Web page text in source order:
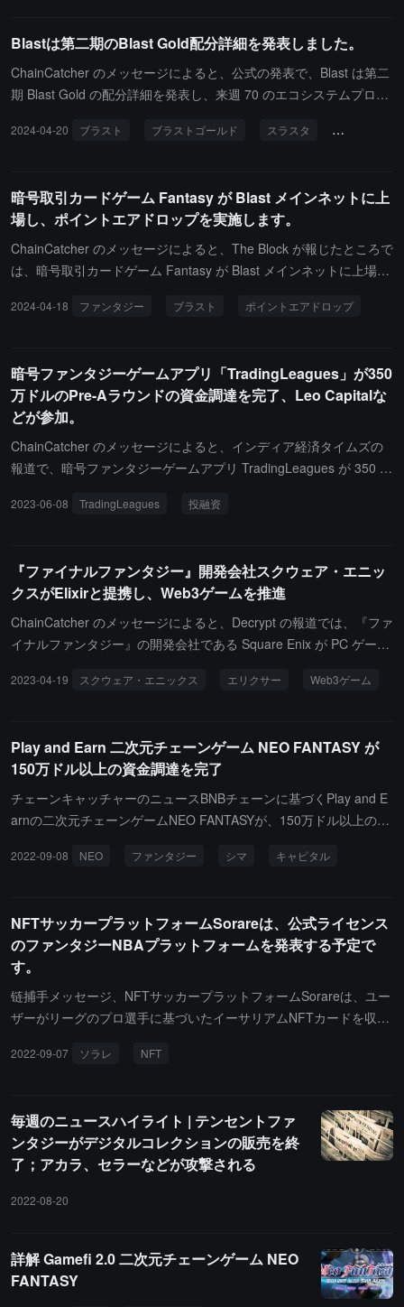
標は、「欧州選手権」+「ファンタジー」+「AI」の方式を利用し
て、サッカーの世界と Web3 を密接に結びつけ、ブロックチェーン
NFT と現実のサッカーの試合を統合し、Web3 サッカーファンに潜
することです。
Blastは第二期のBlast Gold配分詳細を発表しました。
ChainCatcher のメッセージによると、公式の発表で、Blast は第二
期 Blast Gold の配分詳細を発表し、来週 70 のエコシステムプロジ
ランキング上位三つのプロジェクトは、順に Thruster（1099908
2024-04-20 ブラスト ブラストゴールド スラスタ ディストリ
暗号取引カードゲーム Fantasy が Blast メインネットに上
場し、ポイントエアドロップを実施します。
ChainCatcher のメッセージによると、The Block が報じたところで
は、暗号取引カードゲーム Fantasy が Blast メインネットに上場
は、X ソーシャルメディアプラットフォーム上の活動や Blast など
ドに変換し、アプリケーション上のユーザーは取引を行うことがで
きます。カードが取引されるたびに、カード上のキャラクターは 1.
5% のコミッションを得ることになります。以前、Fantasy は 2 月
に 60 万ドルの資金調達を完了し、Alliance DAO、Manifold Tradin
g、Fabric Ventures および一部のエンジェル投資家などが参加しま
2024-04-18 ファンタジー ブラスト ポイントエアドロップ
暗号ファンタジーゲームアプリ「TradingLeagues」が350
万ドルのPre-Aラウンドの資金調達を完了、Leo Capitalな
どが参加。
ChainCatcher のメッセージによると、インディア経済タイムズの
報道で、暗号ファンタジーゲームアプリ TradingLeagues が 350 万
した。Leo Capital、Jeejeebhoy ファミリーオフィス、そして紅杉
ています。TradingLeagues は、ゲームを通じてユーザーが株式お
よび暗号通貨市場を理解し、ポートフォリオの構築や取引などのス
キルを習得する手助けをしています。TradingLeagues は今後数ヶ
月以内に 1000 万ドルの A ラウンドの資金調達を完了する予定で
2023-06-08 TradingLeagues 投融资
『ファイナルファンタジー』開発会社スクウェア・エニッ
クスがElixirと提携し、Web3ゲームを推進
ChainCatcher のメッセージによると、Decrypt の報道では、『ファ
イナルファンタジー』の開発会社である Square Enix が PC ゲーム
明らかになりました。具体的な協力内容は公開されていません。Eli
ク）
2023-04-19 スクウェア・エニックス エリクサー Web3ゲーム
Play and Earn 二次元チェーンゲーム NEO FANTASY が
150万ドル以上の資金調達を完了
チェーンキャッチャーのニュースBNBチェーンに基づくPlay and E
arnの二次元チェーンゲームNEO FANTASYが、150万ドル以上の資
ックチェーンNEO、Catcher VC、Humble Ventures、BitKeep Walle
共同で開発した、NFT、DeFiとゲームを深く結びつけた二次元ブロ
ックチェーンゲームです。現在、第二回のパブリックテスト中で、
累計テストプレイヤー数は約1.5万人に達しており、ゲームは9月下
旬に正式にリリースされる予定です。
2022-09-08 NEO ファンタジー シマ キャピタル
NFTサッカープラットフォームSorareは、公式ライセンス
のファンタジーNBAプラットフォームを発表する予定で
す。
链捕手メッセージ、NFTサッカープラットフォームSorareは、ユー
ザーがリーグのプロ選手に基づいたイーサリアムNFTカードを収集
する予定です。Sorare NBAプロジェクトは、Dapper Labsの有名な
2022-09-07 ソラレ NFT
毎週のニュースハイライト | テンセントファ
ンタジーがデジタルコレクションの販売を終
了；アカラ、セラーなどが攻撃される
2022-08-20
詳解 Gamefi 2.0 二次元チェーンゲーム NEO
FANTASY